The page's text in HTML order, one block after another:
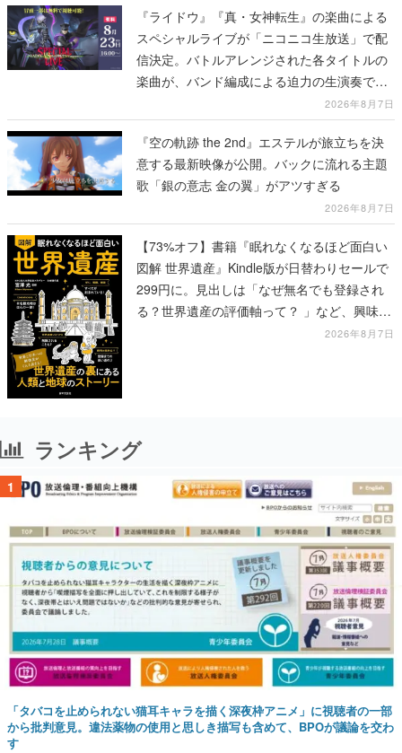
『ライドウ』『真・女神転生』の楽曲による
スペシャルライブが「ニコニコ生放送」で配
信決定。バトルアレンジされた各タイトルの
楽曲が、バンド編成による迫力の生演奏で披
露、冒頭部分は“無料”で視聴できる2026年8月7日
『空の軌跡 the 2nd』エステルが旅立ちを決
意する最新映像が公開。バックに流れる主題
歌「銀の意志 金の翼」がアツすぎる
2026年8月7日
【73%オフ】書籍『眠れなくなるほど面白い
図解 世界遺産』Kindle版が日替わりセールで
299円に。見出しは「なぜ無名でも登録され
る？世界遺産の評価軸って？ 」など、興味を
2026年8月7日
ランキング
1
「タバコを止められない猫耳キャラを描く深夜枠アニメ」に視聴者の一部
から批判意見。違法薬物の使用と思しき描写も含めて、BPOが議論を交わ
す